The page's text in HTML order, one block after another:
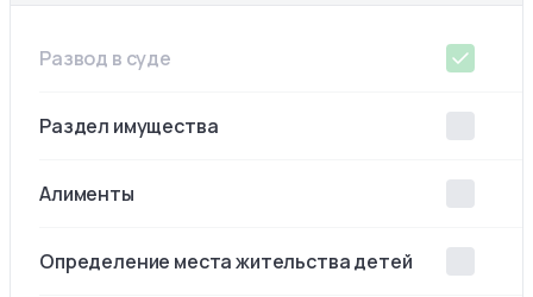
Развод в суде
Раздел имущества
Алименты
Определение места жительства детей